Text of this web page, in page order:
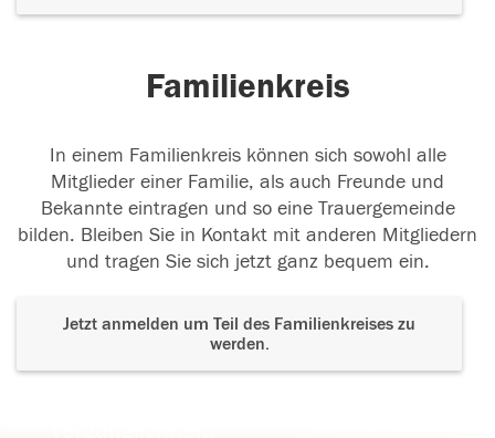
Familienkreis
In einem Familienkreis können sich sowohl alle
Mitglieder einer Familie, als auch Freunde und
Bekannte eintragen und so eine Trauergemeinde
bilden. Bleiben Sie in Kontakt mit anderen Mitgliedern
und tragen Sie sich jetzt ganz bequem ein.
Jetzt anmelden um Teil des Familienkreises zu
werden.